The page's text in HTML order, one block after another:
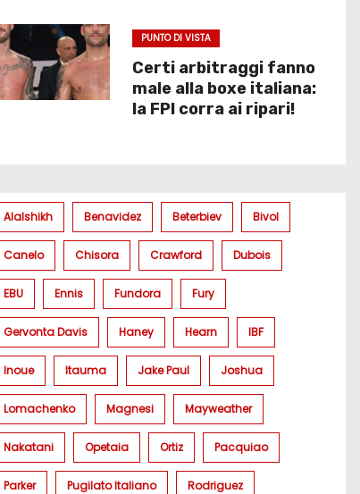
PUNTO DI VISTA
Certi arbitraggi fanno
male alla boxe italiana:
la FPI corra ai ripari!
Alalshikh Benavidez Beterbiev Bivol
Canelo Chisora Crawford Dubois
EBU Ennis Fundora Fury
Gervonta Davis Haney Hearn IBF
Inoue Itauma Jake Paul Joshua
Lomachenko Magnesi Mayweather
Nakatani Opetaia Ortiz Pacquiao
Parker Pugilato Italiano Rodriguez